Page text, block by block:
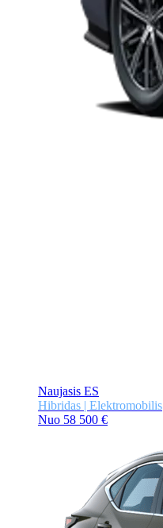
Naujasis ES
Hibridas | Elektromobilis
Nuo 58 500 €